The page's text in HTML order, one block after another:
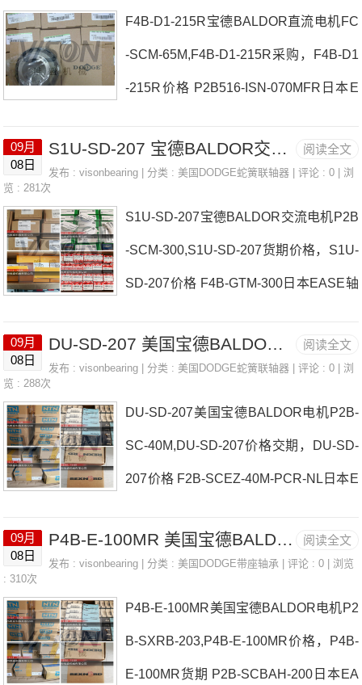
格FC-IP-303LEF4B-SCM-207日本EAS
E轴承F4B-D1-215RE参数F4B-D1-215R
E价格,F4B-D1-215RE采购 热销型号推
05ET2XC3，6904C3热销品牌推荐：34
F4B-D1-215R宝德BALDOR直流电机FC
-SCM-65M,F4B-D1-215R采购，F4B-D1
-215R价格 P2B516-ISN-070MFR日本E
MP2B513-ISN-060MFS日本EASE轴承F
207-E日本EASE轴承F4B-D1-215R参数
F4B-D1-215R价格,F4B-D1-215R采
购 热销型号推荐：F4B-D1-215R，NKX
荐：P2B-GTU-103FC-SCED-108F4B-D
阅读全文
09月
08日
S1U-SD-207 宝德BALDOR交流电机 INS-SXV-200L
发布 :visonbearing | 分类 :美国DODGE蛇簧联轴器 | 评论 : 0 | 浏
览 : 281次
S1U-SD-207宝德BALDOR交流电机P2B
-SCM-300,S1U-SD-207货期价格，S1U-
SD-207价格 F4B-GTM-300日本EASE轴
3-ISN-060MFR日本EASE轴承S1U-SD-
85MLR日本EASE轴承S1U-SD-207参数
S1U-SD-207价格,S1U-SD-207采购 热
销型号推荐：S1U-SD-207，NKX10-Z-T
推荐：P4B-IP-307LTB-SXR-20MS1U-S
阅读全文
09月
08日
DU-SD-207 美国宝德BALDOR电机 P2B515-ISN-065MFR
发布 :visonbearing | 分类 :美国DODGE蛇簧联轴器 | 评论 : 0 | 浏
览 : 288次
DU-SD-207美国宝德BALDOR电机P2B-
SC-40M,DU-SD-207价格交期，DU-SD-
207价格 F2B-SCEZ-40M-PCR-NL日本E
2B-SCH-115-E日本EASE轴承DU-SD-2
USHING日本EASE轴承DU-SD-207参数
DU-SD-207价格,DU-SD-207采购 热销
型号推荐：DU-SD-207，NKS55-XL 4T-
阅读全文
09月
08日
P4B-E-100MR 美国宝德BALDOR电机 FC-IP-108R
发布 :visonbearing | 分类 :美国DODGE带座轴承 | 评论 : 0 | 浏览
: 310次
P4B-E-100MR美国宝德BALDOR电机P2
B-SXRB-203,P4B-E-100MR价格，P4B-
E-100MR货期 P2B-SCBAH-200日本EA